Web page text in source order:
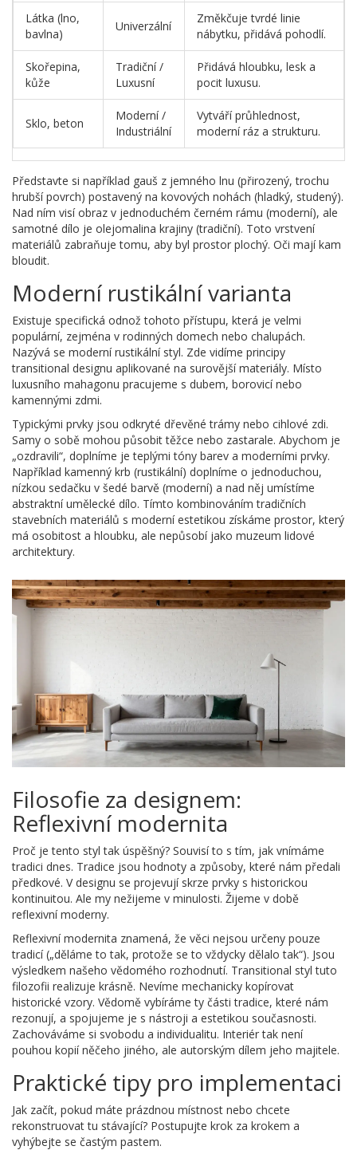
Látka (lno,
bavlna)
Univerzální
Změkčuje tvrdé linie
nábytku, přidává pohodlí.
Skořepina,
kůže
Tradiční /
Luxusní
Přidává hloubku, lesk a
pocit luxusu.
Sklo, beton
Moderní /
Industriální
Vytváří průhlednost,
moderní ráz a strukturu.
Představte si například gauš z jemného lnu (přirozený, trochu
hrubší povrch) postavený na kovových nohách (hladký, studený).
Nad ním visí obraz v jednoduchém černém rámu (moderní), ale
samotné dílo je olejomalina krajiny (tradiční). Toto vrstvení
materiálů zabraňuje tomu, aby byl prostor plochý. Oči mají kam
bloudit.
Moderní rustikální varianta
Existuje specifická odnož tohoto přístupu, která je velmi
populární, zejména v rodinných domech nebo chalupách.
Nazývá se moderní rustikální styl. Zde vidíme principy
transitional designu aplikované na surovější materiály. Místo
luxusního mahagonu pracujeme s dubem, borovicí nebo
kamennými zdmi.
Typickými prvky jsou odkryté dřevěné trámy nebo cihlové zdi.
Samy o sobě mohou působit těžce nebo zastarale. Abychom je
„ozdravili“, doplníme je teplými tóny barev a moderními prvky.
Například kamenný krb (rustikální) doplníme o jednoduchou,
nízkou sedačku v šedé barvě (moderní) a nad něj umístíme
abstraktní umělecké dílo. Tímto kombinováním tradičních
stavebních materiálů s moderní estetikou získáme prostor, který
má osobitost a hloubku, ale nepůsobí jako muzeum lidové
architektury.
Filosofie za designem:
Reflexivní modernita
Proč je tento styl tak úspěšný? Souvisí to s tím, jak vnímáme
tradici dnes. Tradice jsou hodnoty a způsoby, které nám předali
předkové. V designu se projevují skrze prvky s historickou
kontinuitou. Ale my nežijeme v minulosti. Žijeme v době
reflexivní moderny.
Reflexivní modernita znamená, že věci nejsou určeny pouze
tradicí („děláme to tak, protože se to vždycky dělalo tak“). Jsou
výsledkem našeho vědomého rozhodnutí. Transitional styl tuto
filozofii realizuje krásně. Nevíme mechanicky kopírovat
historické vzory. Vědomě vybíráme ty části tradice, které nám
rezonují, a spojujeme je s nástroji a estetikou současnosti.
Zachováváme si svobodu a individualitu. Interiér tak není
pouhou kopií něčeho jiného, ale autorským dílem jeho majitele.
Praktické tipy pro implementaci
Jak začít, pokud máte prázdnou místnost nebo chcete
rekonstruovat tu stávající? Postupujte krok za krokem a
vyhýbejte se častým pastem.